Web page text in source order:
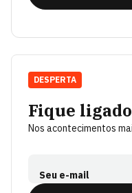
Fique ligado
Nos acontecimentos
Seu e-mail
DESPERTA